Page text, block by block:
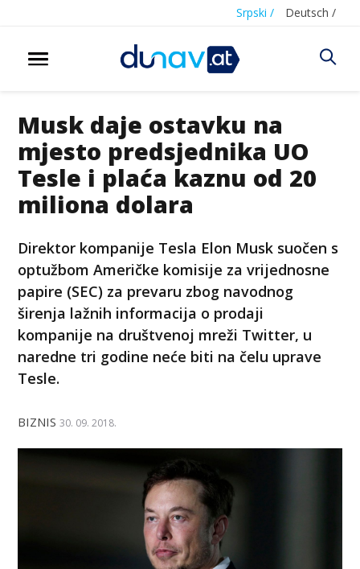
Srpski / Deutsch /
Musk daje ostavku na
mjesto predsjednika UO
Tesle i plaća kaznu od 20
miliona dolara
Direktor kompanije Tesla Elon Musk suočen s
optužbom Američke komisije za vrijednosne
papire (SEC) za prevaru zbog navodnog
širenja lažnih informacija o prodaji
kompanije na društvenoj mreži Twitter, u
naredne tri godine neće biti na čelu uprave
Tesle.
BIZNIS 30. 09. 2018.